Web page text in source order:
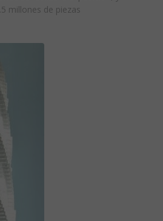
millones de piezas